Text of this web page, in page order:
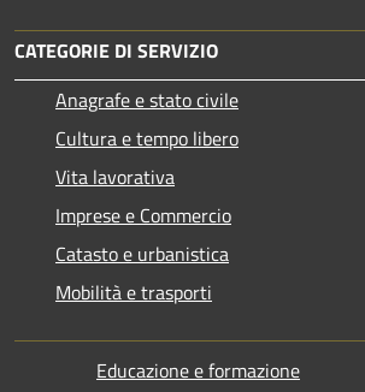
CATEGORIE DI SERVIZIO
Anagrafe e stato civile
Cultura e tempo libero
Vita lavorativa
Imprese e Commercio
Catasto e urbanistica
Mobilità e trasporti
Educazione e formazione